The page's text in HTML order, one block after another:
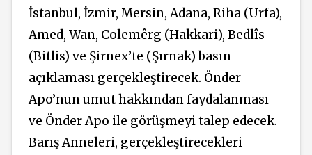
İstanbul, İzmir, Mersin, Adana, Riha (Urfa),
Amed, Wan, Colemêrg (Hakkari), Bedlîs
(Bitlis) ve Şirnex’te (Şırnak) basın
açıklaması gerçekleştirecek. Önder
Apo’nun umut hakkından faydalanması
ve Önder Apo ile görüşmeyi talep edecek.
Barış Anneleri, gerçekleştirecekleri